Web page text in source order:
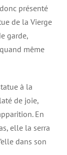
présenté
de la Vierge
garde,
même
à la
de joie,
En
elle la serra
dans son